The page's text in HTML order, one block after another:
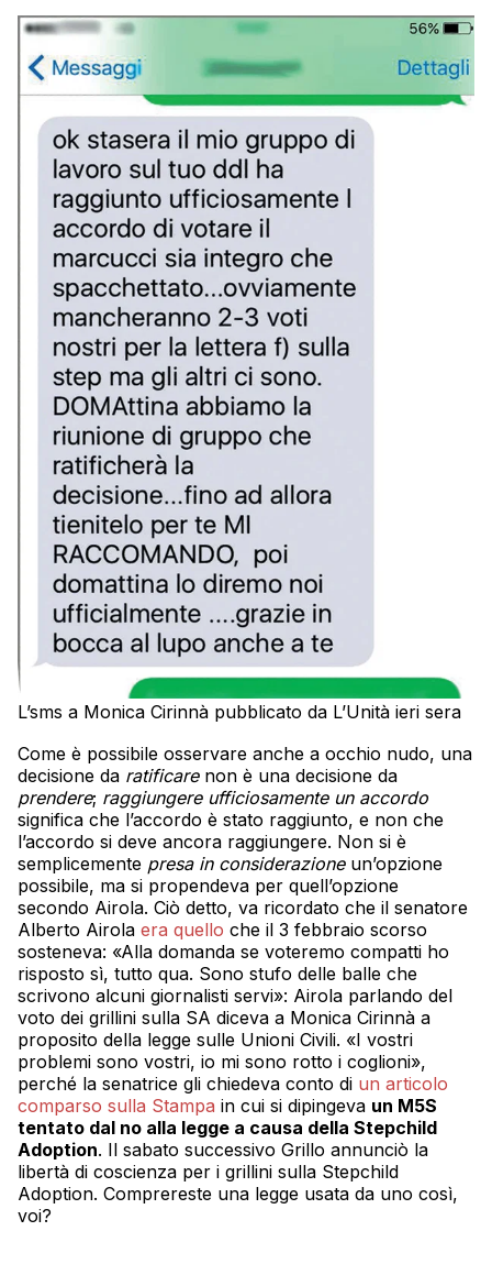
L’sms a Monica Cirinnà pubblicato da L’Unità ieri sera
Come è possibile osservare anche a occhio nudo, una
decisione da ratificare non è una decisione da
prendere; raggiungere ufficiosamente un accordo
significa che l’accordo è stato raggiunto, e non che
l’accordo si deve ancora raggiungere. Non si è
semplicemente presa in considerazione un’opzione
possibile, ma si propendeva per quell’opzione
secondo Airola. Ciò detto, va ricordato che il senatore
Alberto Airola era quello che il 3 febbraio scorso
sosteneva: «Alla domanda se voteremo compatti ho
risposto sì, tutto qua. Sono stufo delle balle che
scrivono alcuni giornalisti servi»: Airola parlando del
voto dei grillini sulla SA diceva a Monica Cirinnà a
proposito della legge sulle Unioni Civili. «I vostri
problemi sono vostri, io mi sono rotto i coglioni»,
perché la senatrice gli chiedeva conto di un articolo
comparso sulla Stampa in cui si dipingeva un M5S
tentato dal no alla legge a causa della Stepchild
Adoption. Il sabato successivo Grillo annunciò la
libertà di coscienza per i grillini sulla Stepchild
Adoption. Comprereste una legge usata da uno così,
voi?